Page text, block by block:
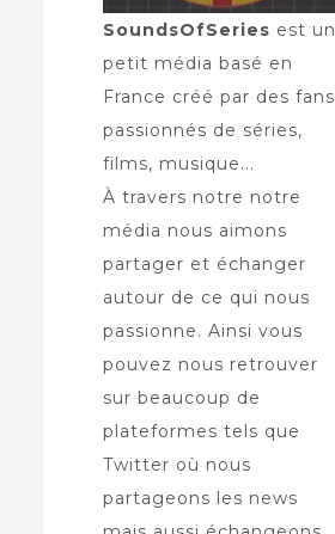
SoundsOfSeries est un
petit média basé en
France créé par des fans
passionnés de séries,
films, musique...
À travers notre notre
média nous aimons
partager et échanger
autour de ce qui nous
passionne. Ainsi vous
pouvez nous retrouver
sur beaucoup de
plateformes tels que
Twitter où nous
partageons les news